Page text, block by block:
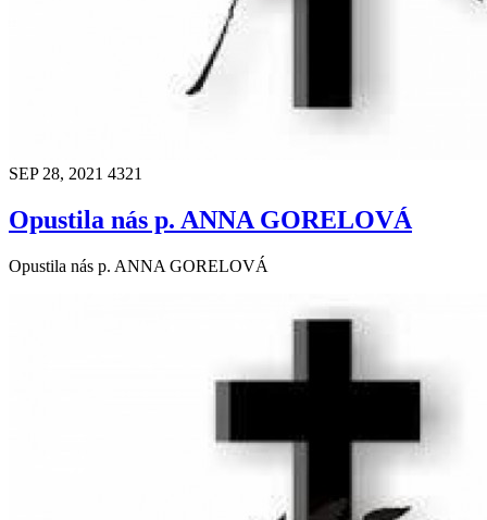
SEP 28, 2021 4321
Opustila nás p. ANNA GORELOVÁ
Opustila nás p. ANNA GORELOVÁ